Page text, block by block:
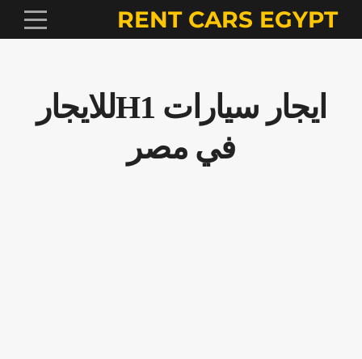
RENT CARS EGYPT
ايجار سيارات H1للايجار
في مصر